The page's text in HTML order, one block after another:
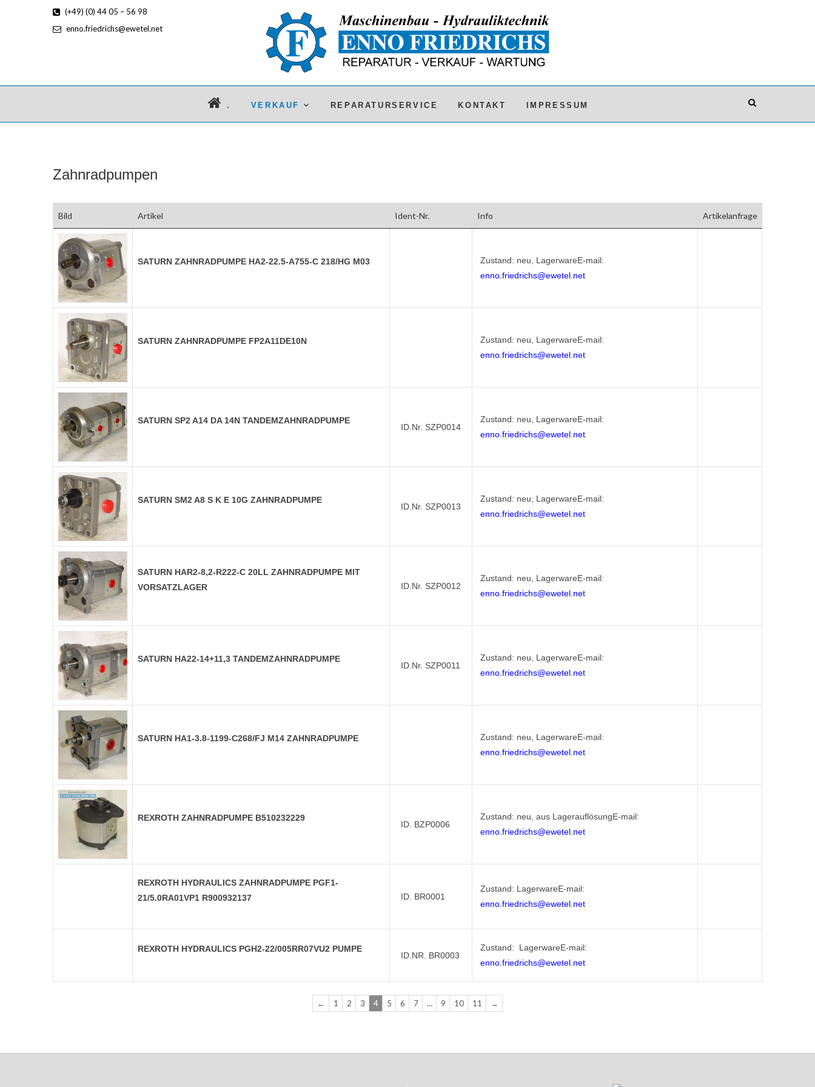
(+49) (0) 44 05 – 56 98
enno.friedrichs@ewetel.net
. VERKAUF REPARATURSERVICE KONTAKT IMPRESSUM
Zahnradpumpen
Bild Artikel Ident-Nr. Info Artikelanfrage
SATURN ZAHNRADPUMPE HA2-22.5-A755-C 218/HG M03
Zustand: neu, LagerwareE-mail:
enno.friedrichs@ewetel.net
SATURN ZAHNRADPUMPE FP2A11DE10N
Zustand: neu, LagerwareE-mail:
enno.friedrichs@ewetel.net
SATURN SP2 A14 DA 14N TANDEMZAHNRADPUMPE
ID.Nr. SZP0014
Zustand: neu, LagerwareE-mail:
enno.friedrichs@ewetel.net
SATURN SM2 A8 S K E 10G ZAHNRADPUMPE
ID.Nr. SZP0013
Zustand: neu, LagerwareE-mail:
enno.friedrichs@ewetel.net
SATURN HAR2-8,2-R222-C 20LL ZAHNRADPUMPE MIT
VORSATZLAGER
ID.Nr. SZP0012
Zustand: neu, LagerwareE-mail:
enno.friedrichs@ewetel.net
SATURN HA22-14+11,3 TANDEMZAHNRADPUMPE
ID.Nr. SZP0011
Zustand: neu, LagerwareE-mail:
enno.friedrichs@ewetel.net
SATURN HA1-3.8-1199-C268/FJ M14 ZAHNRADPUMPE
Zustand: neu, LagerwareE-mail:
enno.friedrichs@ewetel.net
REXROTH ZAHNRADPUMPE B510232229
ID. BZP0006
Zustand: neu, aus LagerauflösungE-mail:
enno.friedrichs@ewetel.net
REXROTH HYDRAULICS ZAHNRADPUMPE PGF1-
21/5.0RA01VP1 R900932137
ID. BR0001
Zustand: LagerwareE-mail:
enno.friedrichs@ewetel.net
REXROTH HYDRAULICS PGH2-22/005RR07VU2 PUMPE
ID.NR. BR0003
Zustand: LagerwareE-mail:
enno.friedrichs@ewetel.net
← 1 2 3 4 5 6 7 … 9 10 11 →